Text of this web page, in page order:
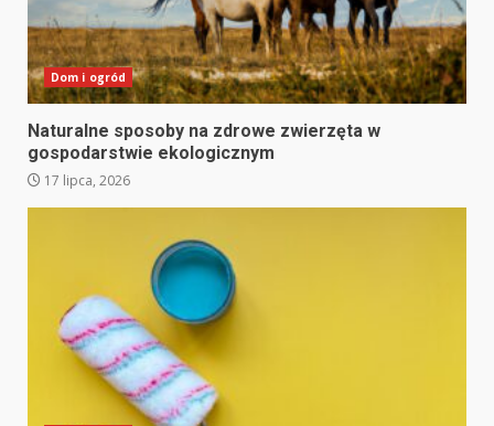
Dom i ogród
Naturalne sposoby na zdrowe zwierzęta w
gospodarstwie ekologicznym
17 lipca, 2026